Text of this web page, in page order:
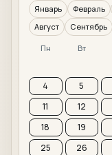
Январь Февраль
Август
Сентябрь
Пн Вт
4
5
11
12
18
19
25
26